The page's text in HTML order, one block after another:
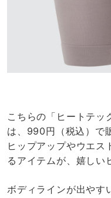
こちらの「ヒートテッ
は、990円（税込）で
ヒップアップやウエス
るアイテムが、嬉しい
ボディラインが出やす